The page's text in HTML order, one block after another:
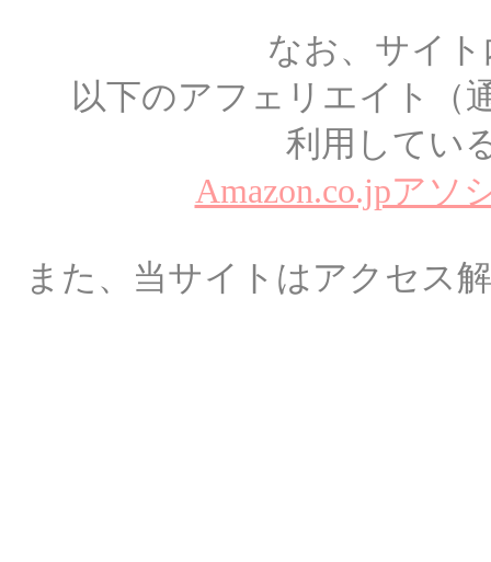
なお、サイ
以下のアフェリエイト（
利用してい
Amazon.co.jpアソ
また、当サイトはアクセス